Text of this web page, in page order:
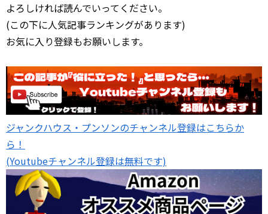
よろしければ読んでいってください。
(この下に人気記事ランキングがあります)
お気に入り登録もお願いします。
ジャンクハウス・プンソンのチャンネル登録はこちらか
ら！
(Youtubeチャンネル登録は無料です)